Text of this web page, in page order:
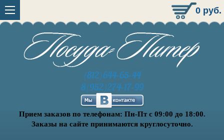
0 руб.
(812)644-65-44
8(952)274-17-99
Прием заказов по телефонам: Пн-Пт с 09:00 до 18:00.
Заказы на сайте принимаются круглосуточно.